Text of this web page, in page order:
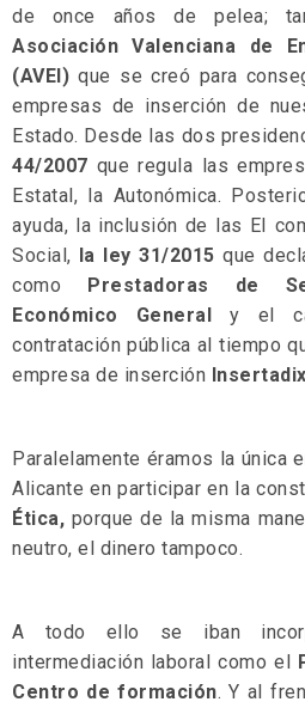
de once años de pelea;
Asociación Valenciana de
(AVEI) que se creó para
empresas de inserción de
Estado. Desde las dos
44/2007 que regula las
Estatal, la Autonómica.
ayuda, la inclusión de las EI
Social,
la ley 31/2015 que
como
Prestadoras de
Económico General
y el
contratación pública al tiempo
empresa de inserción
Paralelamente éramos la única
Alicante en participar en la
Ética, porque de la misma
neutro, el dinero tampoco.
A todo ello se iban
intermediación laboral como el
Centro de formación. Y al